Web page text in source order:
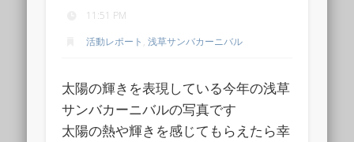
11:51 PM
活動レポート ,浅草サンバカーニバル
太陽の輝きを表現している今年の浅草
サンバカーニバルの写真です
太陽の熱や輝きを感じてもらえたら幸